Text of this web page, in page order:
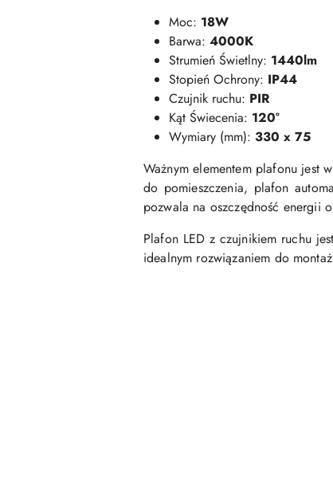
Moc: 18W
Barwa: 4000K
Strumień Świetlny: 1440lm
Stopień Ochrony: IP44
Czujnik ruchu: PIR
Kąt Świecenia: 120°
Wymiary (mm): 330 x 75
Ważnym elementem plafonu jest
do pomieszczenia, plafon
pozwala na oszczędność energii
Plafon LED z czujnikiem ruchu
idealnym rozwiązaniem do